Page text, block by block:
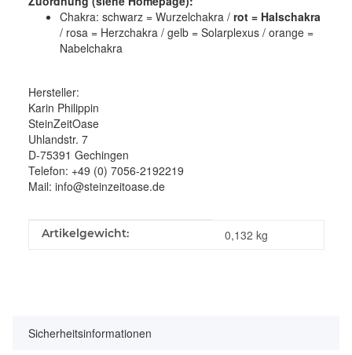
Chakra: schwarz = Wurzelchakra / rot = Halschakra
/ rosa = Herzchakra / gelb = Solarplexus / orange =
Nabelchakra
Hersteller:
Karin Philippin
SteinZeitOase
Uhlandstr. 7
D-75391 Gechingen
Telefon: +49 (0) 7056-2192219
Mail: info@steinzeitoase.de
Produkteigenschaft
Wert
Artikelgewicht: 0,132 kg
Sicherheitsinformationen